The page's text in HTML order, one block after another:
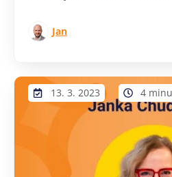
Jan
13. 3. 2023 4